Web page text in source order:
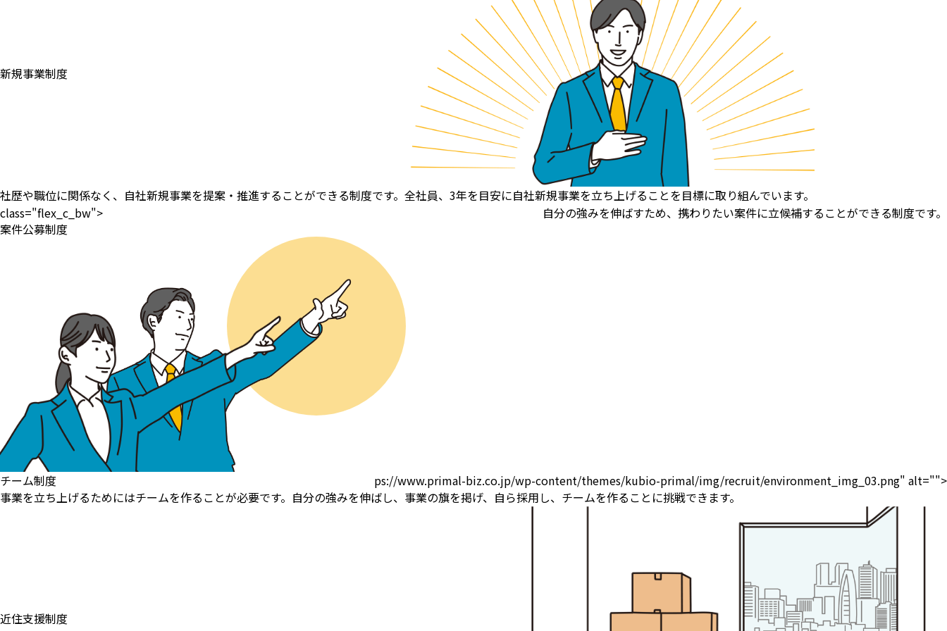
新規事業制度
社歴や職位に関係なく、自社新規事業を提案・推進することができる制度です。全社員、3年を目安に自社新規事業を立ち上げることを目標に取り組んでいます。
class="flex_c_bw">
案件公募制度
自分の強みを伸ばすため、携わりたい案件に立候補することができる制度です。
チーム制度
ps://www.primal-biz.co.jp/wp-content/themes/kubio-primal/img/recruit/environment_img_03.png" alt="">
事業を立ち上げるためにはチームを作ることが必要です。自分の強みを伸ばし、事業の旗を掲げ、自ら採用し、チームを作ることに挑戦できます。
近住支援制度